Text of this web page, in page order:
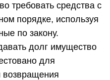
требовать средства с
порядке, используя
по закону.
долг имущество
для